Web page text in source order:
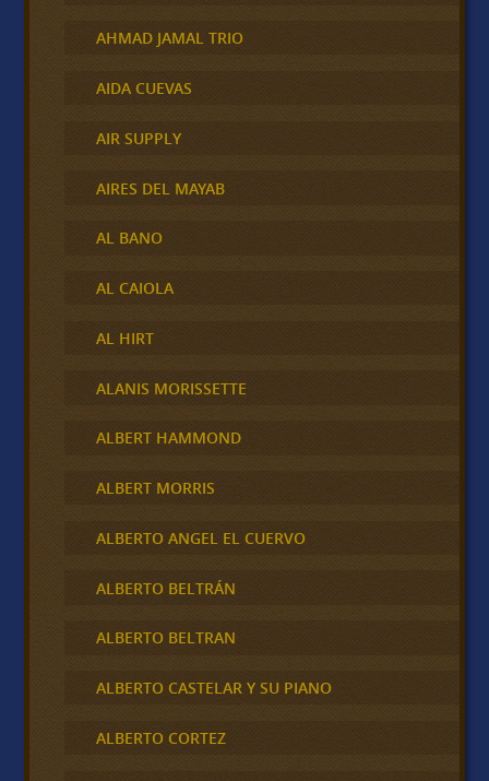
AHMAD JAMAL TRIO
AIDA CUEVAS
AIR SUPPLY
AIRES DEL MAYAB
AL BANO
AL CAIOLA
AL HIRT
ALANIS MORISSETTE
ALBERT HAMMOND
ALBERT MORRIS
ALBERTO ANGEL EL CUERVO
ALBERTO BELTRÁN
ALBERTO BELTRAN
ALBERTO CASTELAR Y SU PIANO
ALBERTO CORTEZ